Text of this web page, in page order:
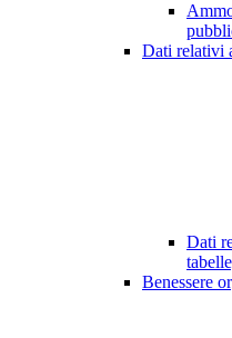
Dati relativi
Dati
Benessere